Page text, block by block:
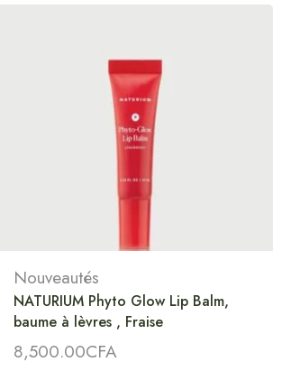
Nouveautés
NATURIUM Phyto Glow Lip Balm,
baume à lèvres , Fraise
8,500.00CFA